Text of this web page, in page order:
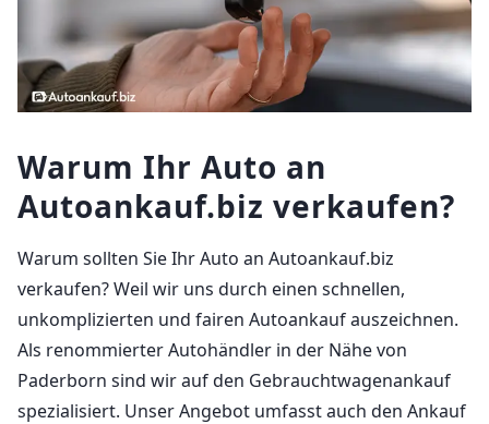
Warum Ihr Auto an
Autoankauf.biz verkaufen?
Warum sollten Sie Ihr Auto an Autoankauf.biz
verkaufen? Weil wir uns durch einen schnellen,
unkomplizierten und fairen Autoankauf auszeichnen.
Als renommierter Autohändler in der Nähe von
Paderborn sind wir auf den Gebrauchtwagenankauf
spezialisiert. Unser Angebot umfasst auch den Ankauf